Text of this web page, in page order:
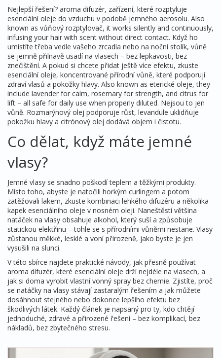
Nejlepší řešení? aroma difuzér, zařízení, které rozptyluje
esenciální oleje do vzduchu v podobě jemného aerosolu. Also
known as vůňový rozptylovač, it works silently and continuously,
infusing your hair with scent without direct contact. Když ho
umístíte třeba vedle vašeho zrcadla nebo na noční stolík, vůně
se jemně přilnavě usadí na vlasech – bez lepkavosti, bez
znečištění. A pokud si chcete přidat ještě více efektu, zkuste
esenciální oleje, koncentrované přírodní vůně, které podporují
zdraví vlasů a pokožky hlavy. Also known as eterické oleje, they
include lavender for calm, rosemary for strength, and citrus for
lift – all safe for daily use when properly diluted. Nejsou to jen
vůně. Rozmarýnový olej podporuje růst, levandule uklidňuje
pokožku hlavy a citrónový olej dodává objem i čistotu.
Co dělat, když máte jemné
vlasy?
Jemné vlasy se snadno poškodí teplem a těžkými produkty.
Místo toho, abyste je natočili horkým curlingem a potom
zatěžovali lakem, zkuste kombinaci lehkého difuzéru a několika
kapek esenciálního oleje v nosném oleji. Naneštěstí většina
natáček na vlasy obsahuje alkohol, který suší a způsobuje
statickou elektřinu – tohle se s přírodními vůněmi nestane. Vlasy
zůstanou měkké, lesklé a voní přirozeně, jako byste je jen
vysušili na slunci.
V této sbírce najdete praktické návody, jak přesně používat
aroma difuzér, které esenciální oleje drží nejdéle na vlasech, a
jak si doma vyrobit vlastní vonný spray bez chemie. Zjistíte, proč
se natáčky na vlasy stávají zastaralým řešením a jak můžete
dosáhnout stejného nebo dokonce lepšího efektu bez
škodlivých látek. Každý článek je napsaný pro ty, kdo chtějí
jednoduché, zdravé a přirozené řešení – bez komplikací, bez
nákladů, bez zbytečného stresu.